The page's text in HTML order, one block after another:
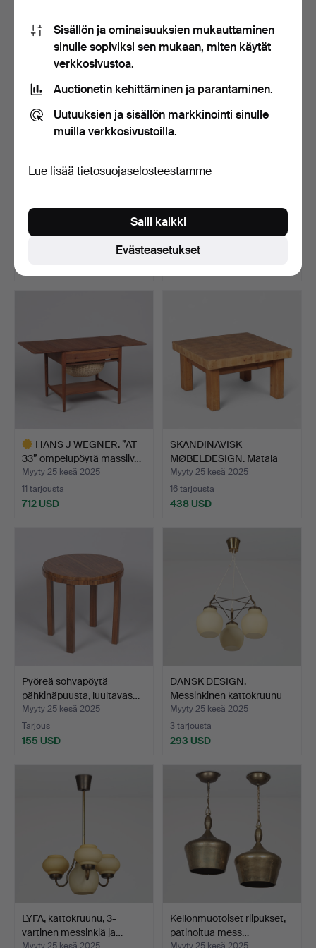
526 USD
1 547 USD
Valittu
HENRY KJÆRNULF (1911-
Myyty 25 kesä 2025
Barokkipöytä tammesta 17-
1800-luku.
Myyty 25 kesä 2025
6 tarjousta
HANS J WEGNER. ”AT
33” ompelupöytä massiiv…
Myyty 25 kesä 2025
11 tarjousta
712 USD
SKANDINAVISK
MØBELDESIGN. Matala
neliön mu…
Myyty 25 kesä 2025
16 tarjousta
438 USD
Pyöreä sohvapöytä
pähkinäpuusta, luultavas…
Myyty 25 kesä 2025
Tarjous
155 USD
DANSK DESIGN.
Messinkinen kattokruunu
kolm…
Myyty 25 kesä 2025
3 tarjousta
293 USD
LYFA, kattokruunu, 3-
vartinen messinkiä ja…
Myyty 25 kesä 2025
Kellonmuotoiset riipukset,
patinoitua mess…
Myyty 25 kesä 2025
Sisällön ja ominaisuuksien mukauttaminen
sinulle sopiviksi sen mukaan, miten käytät
verkkosivustoa.
Auctionetin kehittäminen ja parantaminen.
Uutuuksien ja sisällön markkinointi sinulle
muilla verkkosivustoilla.
Lue lisää tietosuojaselosteestamme
Evästeasetukset
Salli kaikki